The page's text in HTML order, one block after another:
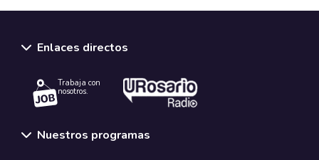
Enlaces directos
Trabaja con
nosotros.
Nuestros programas